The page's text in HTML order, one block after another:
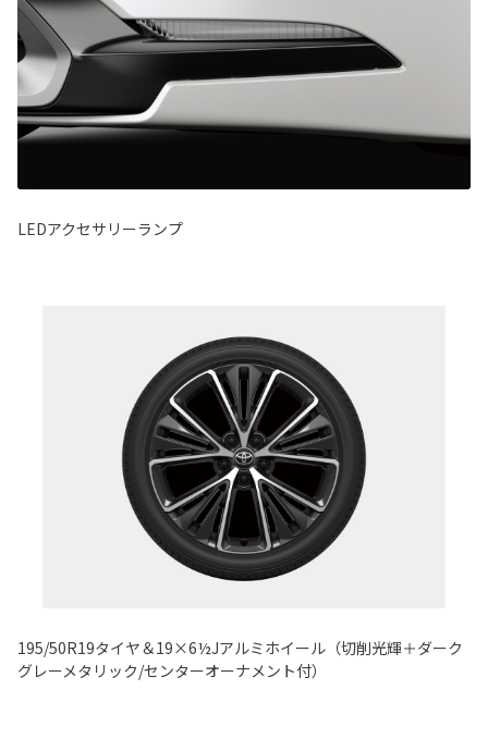
LEDアクセサリーランプ
195/50R19タイヤ＆19×6½Jアルミホイール（切削光輝＋ダーク
グレーメタリック/センターオーナメント付）